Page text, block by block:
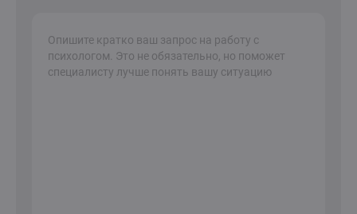
заниматься любимым делом и давать возможность
другим людям обрести новый взгляд на себя и
изменить отношение к жизни. Я также являюсь